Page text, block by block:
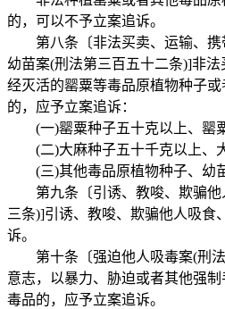
的，可以不予立案追诉。
第八条〔非法买卖、运输、携
幼苗案(刑法第三百五十二条)]非
经灭活的罂粟等毒品原植物种子
的，应予立案追诉：
(一)罂粟种子五十克以上、罂
(二)大麻种子五十千克以上、
(三)其他毒品原植物种子、幼苗
第九条〔引诱、教唆、欺骗他
三条)]引诱、教唆、欺骗他人吸食
诉。
第十条〔强迫他人吸毒案(刑法
意志，以暴力、胁迫或者其他强
毒品的，应予立案追诉。